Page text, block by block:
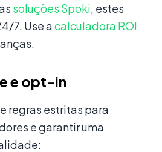
soluções Spoki, estes
7. Use acalculadora ROI
e opt-in
regras estritas para
e garantir uma